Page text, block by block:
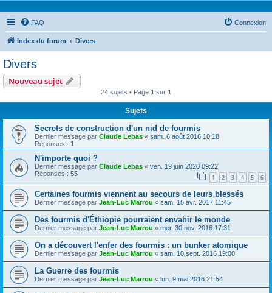
FAQ Connexion
Index du forum Divers
Divers
Nouveau sujet
24 sujets • Page 1 sur 1
Sujets
Secrets de construction d'un nid de fourmis
Dernier message par Claude Lebas « sam. 6 août 2016 10:18
Réponses : 1
N'importe quoi ?
Dernier message par Claude Lebas « ven. 19 juin 2020 09:22
Réponses : 55 1 2 3 4 5 6
Certaines fourmis viennent au secours de leurs blessés
Dernier message par Jean-Luc Marrou « sam. 15 avr. 2017 11:45
Des fourmis d'Éthiopie pourraient envahir le monde
Dernier message par Jean-Luc Marrou « mer. 30 nov. 2016 17:31
On a découvert l'enfer des fourmis : un bunker atomique
Dernier message par Jean-Luc Marrou « sam. 10 sept. 2016 19:00
La Guerre des fourmis
Dernier message par Jean-Luc Marrou « lun. 9 mai 2016 21:54